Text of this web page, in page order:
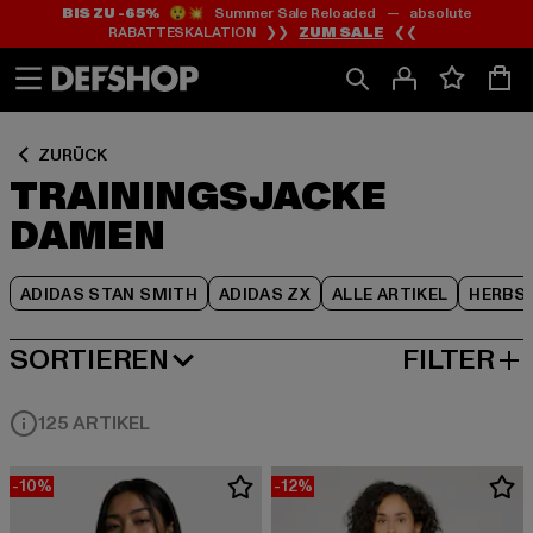
Zum
Inhalt
springen
Zum
Fußzeile
springen
BIS ZU -65%😲💥 Summer Sale Reloaded — absolute
RABATTESKALATION ❯❯ ZUM SALE ❮❮
ZURÜCK
TRAININGSJACKE
DAMEN
ADIDAS STAN SMITH ADIDAS ZX ALLE ARTIKEL
Zum
Produktraster
springen
SORTIEREN
BELIEBTESTE FILTER
125 ARTIKEL
-10% -12%